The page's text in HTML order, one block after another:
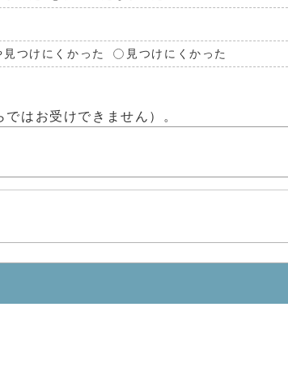
見つけにくかった 見つけにくかった
はお受けできません）。